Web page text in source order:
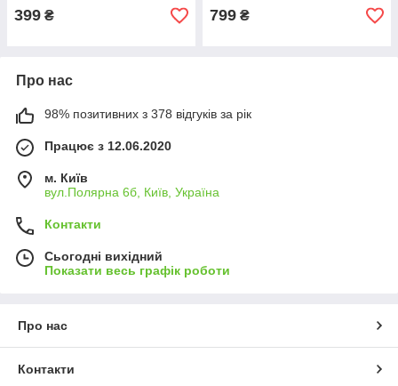
399 ₴ 799 ₴
Про нас
98% позитивних з 378 відгуків за рік
Працює з 12.06.2020
м. Київ
вул.Полярна 6б, Київ, Україна
Контакти
Сьогодні вихідний
Показати весь графік роботи
Про нас
Контакти